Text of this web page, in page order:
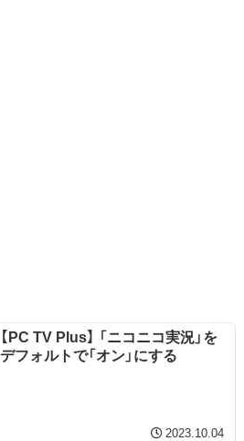
【PC TV Plus】 「ニコニコ実況」を
デフォルトで「オン」にする
2023.10.04